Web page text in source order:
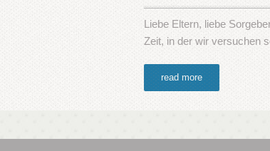
Liebe Eltern, liebe
Zeit, in der wir versuchen
read more